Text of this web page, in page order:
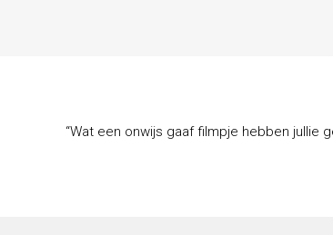
“Wat een onwijs gaaf filmpje hebben jullie